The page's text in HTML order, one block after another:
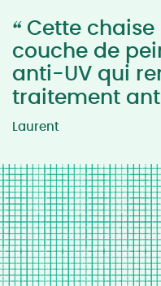
“ Cette
couche de
anti-UV qui
traitement
Laurent